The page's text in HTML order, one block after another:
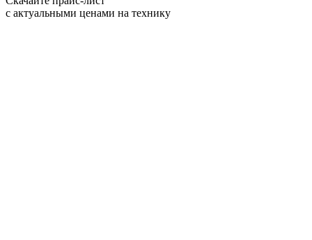
с актуальными ценами на технику